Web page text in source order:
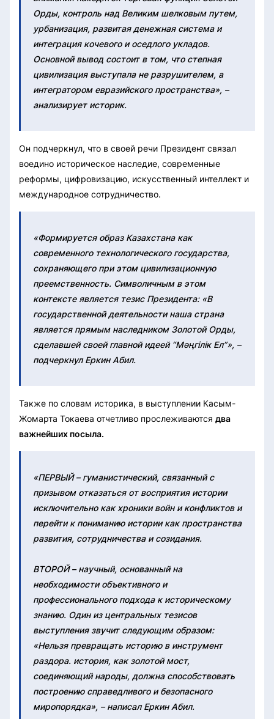
Орды, контроль над Великим шелковым путем,
урбанизация, развитая денежная система и
интеграция кочевого и оседлого укладов.
Основной вывод состоит в том, что степная
цивилизация выступала не разрушителем, а
интегратором евразийского пространства», –
анализирует историк.
Он подчеркнул, что в своей речи Президент связал
воедино историческое наследие, современные
реформы, цифровизацию, искусственный интеллект и
международное сотрудничество.
«Формируется образ Казахстана как
современного технологического государства,
сохраняющего при этом цивилизационную
преемственность. Символичным в этом
контексте является тезис Президента: «В
государственной деятельности наша страна
является прямым наследником Золотой Орды,
сделавшей своей главной идеей “Мәңгілік Ел”», –
подчеркнул Еркин Абил.
Также по словам историка, в выступлении Касым-
Жомарта Токаева отчетливо прослеживаются два
важнейших посыла.
«ПЕРВЫЙ – гуманистический, связанный с
призывом отказаться от восприятия истории
исключительно как хроники войн и конфликтов и
перейти к пониманию истории как пространства
развития, сотрудничества и созидания.
ВТОРОЙ – научный, основанный на
необходимости объективного и
профессионального подхода к историческому
знанию. Один из центральных тезисов
выступления звучит следующим образом:
«Нельзя превращать историю в инструмент
раздора. история, как золотой мост,
соединяющий народы, должна способствовать
построению справедливого и безопасного
миропорядка», – написал Еркин Абил.